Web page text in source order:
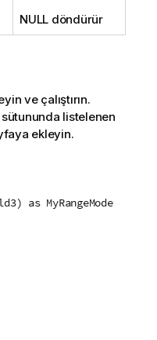
NULL döndürür
ve çalıştırın.
listelenen
ekleyin.
as MyRangeMode